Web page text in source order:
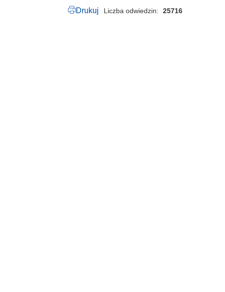
Drukuj Liczba odwiedzin 25716